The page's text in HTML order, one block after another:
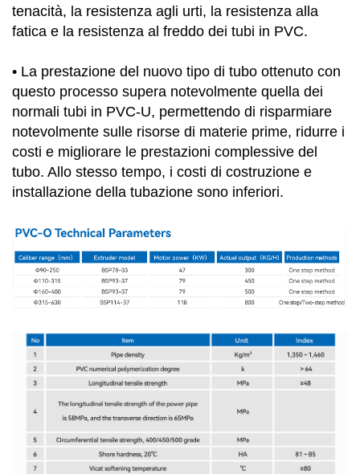
tenacità, la resistenza agli urti, la resistenza alla
fatica e la resistenza al freddo dei tubi in PVC.
• La prestazione del nuovo tipo di tubo ottenuto con
questo processo supera notevolmente quella dei
normali tubi in PVC-U, permettendo di risparmiare
notevolmente sulle risorse di materie prime, ridurre i
costi e migliorare le prestazioni complessive del
tubo. Allo stesso tempo, i costi di costruzione e
installazione della tubazione sono inferiori.